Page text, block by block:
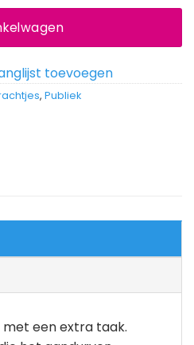
toevoegen
, Publiek
een extra taak.